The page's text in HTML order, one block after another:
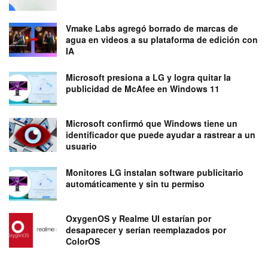
Vmake Labs agregó borrado de marcas de
agua en videos a su plataforma de edición con
IA
Microsoft presiona a LG y logra quitar la
publicidad de McAfee en Windows 11
Microsoft confirmó que Windows tiene un
identificador que puede ayudar a rastrear a un
usuario
Monitores LG instalan software publicitario
automáticamente y sin tu permiso
OxygenOS y Realme UI estarían por
desaparecer y serían reemplazados por
ColorOS